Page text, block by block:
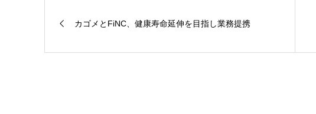
カゴメとFiNC、健康寿命延伸を目指し業務提携